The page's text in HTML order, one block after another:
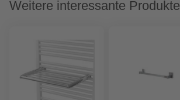
Weitere interessante Produkte